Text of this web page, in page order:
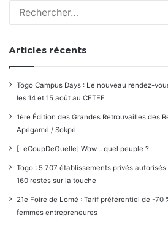
Articles récents
Togo Campus Days : Le nouveau rendez-
les 14 et 15 août au CETEF
1ère Édition des Grandes Retrouvailles des
Apégamé / Sokpé
[LeCoupDeGuelle] Wow… quel peuple ?
Togo : 5 707 établissements privés
160 restés sur la touche
21e Foire de Lomé : Tarif préférentiel de -70
femmes entrepreneures